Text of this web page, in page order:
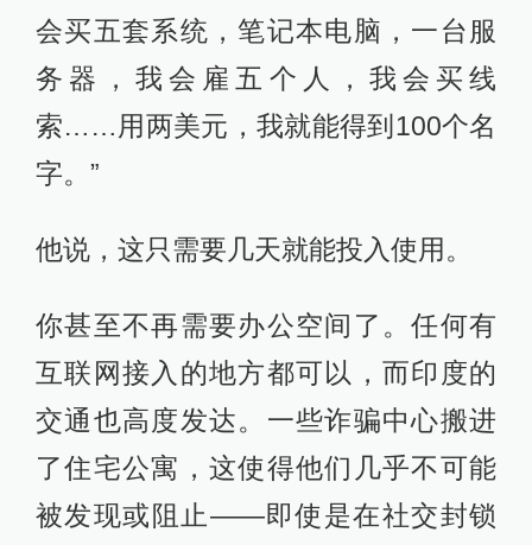
会买五套系统，笔记本电脑，一台服
务器，我会雇五个人，我会买线
索……用两美元，我就能得到100个名
字。”
他说，这只需要几天就能投入使用。
你甚至不再需要办公空间了。任何有
互联网接入的地方都可以，而印度的
交通也高度发达。一些诈骗中心搬进
了住宅公寓，这使得他们几乎不可能
被发现或阻止——即使是在社交封锁